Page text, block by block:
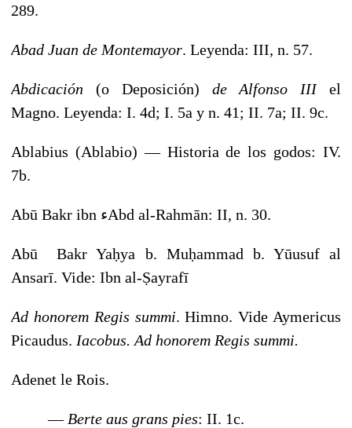
289.
Abad Juan de Montemayor. Leyenda: III, n. 57.
Abdicación (o Deposición) de Alfonso IIIel
Magno. Leyenda: I. 4d; I. 5a y n. 41; II. 7a; II. 9c.
Ablabius (Ablabio) — Historia de los godos: IV.
7b.
Abū Bakr ibn ءAbd al-Rahmān: II, n. 30.
Abū Bakr Yaḥya b. Muḥammad b. Yūusuf al
Ansarī. Vide: Ibn al-Ṣayrafī
Ad honorem Regis summi. Himno. Vide Aymericus
Picaudus. Iacobus. Ad honorem Regis summi.
Adenet le Rois.
— Berte aus grans pies: II. 1c.